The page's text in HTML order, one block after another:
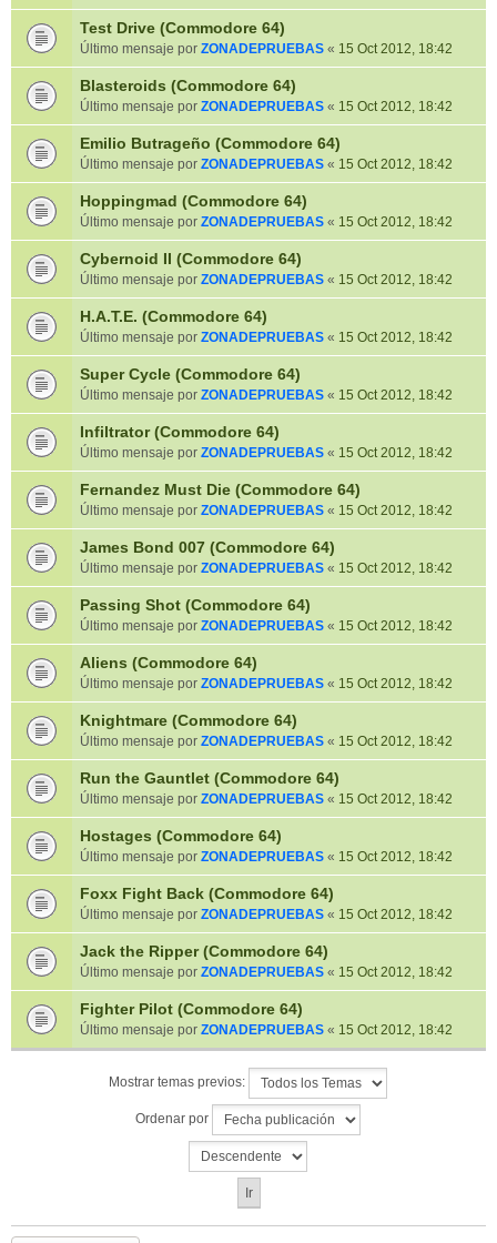
Test Drive (Commodore 64)
Último mensaje por ZONADEPRUEBAS « 15 Oct 2012, 18:42
Blasteroids (Commodore 64)
Último mensaje por ZONADEPRUEBAS « 15 Oct 2012, 18:42
Emilio Butrageño (Commodore 64)
Último mensaje por ZONADEPRUEBAS « 15 Oct 2012, 18:42
Hoppingmad (Commodore 64)
Último mensaje por ZONADEPRUEBAS « 15 Oct 2012, 18:42
Cybernoid II (Commodore 64)
Último mensaje por ZONADEPRUEBAS « 15 Oct 2012, 18:42
H.A.T.E. (Commodore 64)
Último mensaje por ZONADEPRUEBAS « 15 Oct 2012, 18:42
Super Cycle (Commodore 64)
Último mensaje por ZONADEPRUEBAS « 15 Oct 2012, 18:42
Infiltrator (Commodore 64)
Último mensaje por ZONADEPRUEBAS « 15 Oct 2012, 18:42
Fernandez Must Die (Commodore 64)
Último mensaje por ZONADEPRUEBAS « 15 Oct 2012, 18:42
James Bond 007 (Commodore 64)
Último mensaje por ZONADEPRUEBAS « 15 Oct 2012, 18:42
Passing Shot (Commodore 64)
Último mensaje por ZONADEPRUEBAS « 15 Oct 2012, 18:42
Aliens (Commodore 64)
Último mensaje por ZONADEPRUEBAS « 15 Oct 2012, 18:42
Knightmare (Commodore 64)
Último mensaje por ZONADEPRUEBAS « 15 Oct 2012, 18:42
Run the Gauntlet (Commodore 64)
Último mensaje por ZONADEPRUEBAS « 15 Oct 2012, 18:42
Hostages (Commodore 64)
Último mensaje por ZONADEPRUEBAS « 15 Oct 2012, 18:42
Foxx Fight Back (Commodore 64)
Último mensaje por ZONADEPRUEBAS « 15 Oct 2012, 18:42
Jack the Ripper (Commodore 64)
Último mensaje por ZONADEPRUEBAS « 15 Oct 2012, 18:42
Fighter Pilot (Commodore 64)
Último mensaje por ZONADEPRUEBAS « 15 Oct 2012, 18:42
Mostrar temas previos:
Ordenar por